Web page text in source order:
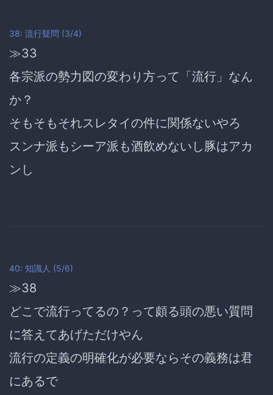
38: 流行疑問 (3/4)
≫33
各宗派の勢力図の変わり方って「流行」なん
か？
そもそもそれスレタイの件に関係ないやろ
スンナ派もシーア派も酒飲めないし豚はアカ
ンし
40: 知識人 (5/6)
≫38
どこで流行ってるの？って頗る頭の悪い質問
に答えてあげただけやん
流行の定義の明確化が必要ならその義務は君
にあるで